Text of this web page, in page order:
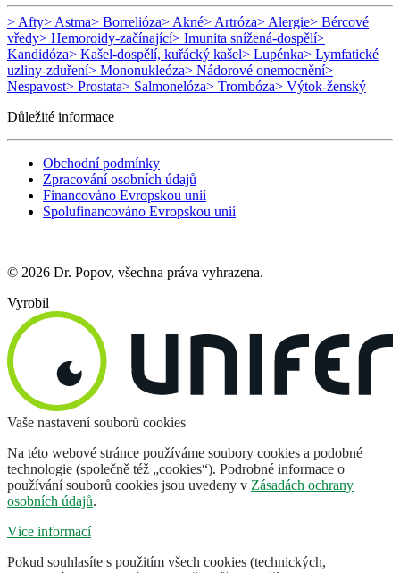
> Afty> Astma> Borrelióza> Akné> Artróza> Alergie> Bércové
vředy> Hemoroidy-začínající> Imunita snížená-dospělí>
Kandidóza> Kašel-dospělí, kuřácký kašel> Lupénka> Lymfatické
uzliny-zduření> Mononukleóza> Nádorové onemocnění>
Nespavost> Prostata> Salmonelóza> Trombóza> Výtok-ženský
Důležité informace
Obchodní podmínky
Zpracování osobních údajů
Financováno Evropskou unií
Spolufinancováno Evropskou unií
© 2026 Dr. Popov, všechna práva vyhrazena.
Vyrobil
Vaše nastavení souborů cookies
Na této webové stránce používáme soubory cookies a podobné
technologie (společně též „cookies“). Podrobné informace o
používání souborů cookies jsou uvedeny v Zásadách ochrany
osobních údajů.
Více informací
Pokud souhlasíte s použitím všech cookies (technických,